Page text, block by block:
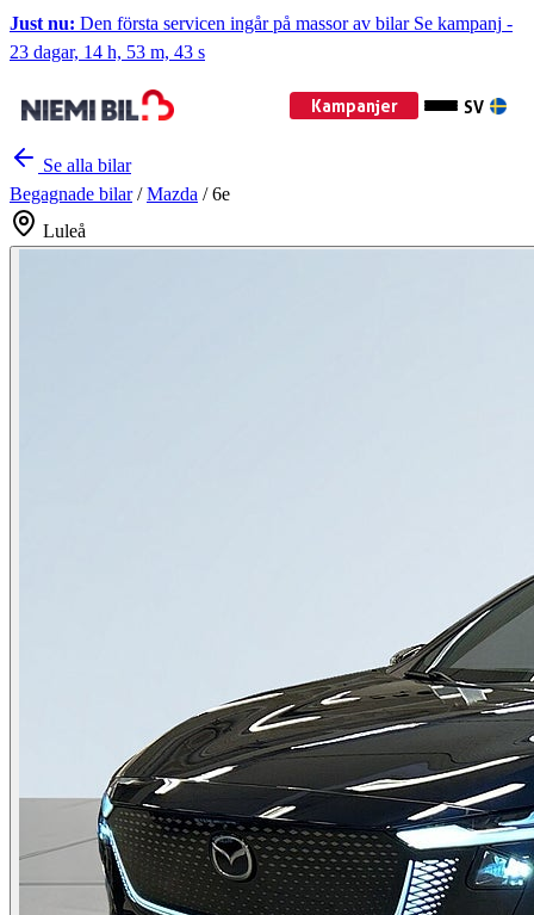
Just nu: Den första servicen ingår på massor av bilar Se kampanj -
23 dagar, 14 h, 53 m, 41 s
Kampanjer SV
Se alla bilar
Begagnade bilar / Mazda / 6e
Luleå